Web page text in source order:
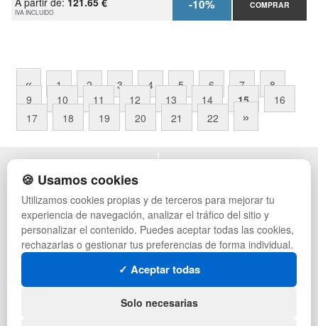
IVA INCLUIDO -10% COMPRAR
« 1 2 3 4 5 6 7
8
9
10 11 12 13 14 15
16
17
18 19 20 21 22 »
POLÍTICA DE PRIVACIDAD
CONDICIONES DE USO
CAMBIOS Y DEVOLUCIONES
CONTACTO
QUIENES SOMOS
MAPA WEB
PREGUNTAS FRECUENTES
SÍGUENOS:
MUEBLES VINTAGE
MUEBLES HOSTELERÍA
SUMINISTROS HOSTELERÍA
TIENDA DE DEPORTES
LOTES DE NAVIDAD
GESTIÓN DE RESIDUOS
🍪 Usamos cookies
Utilizamos cookies propias y de terceros para mejorar tu
experiencia de navegación, analizar el tráfico del sitio y
personalizar el contenido. Puedes aceptar todas las cookies,
rechazarlas o gestionar tus preferencias de forma individual.
✓ Aceptar todas
Solo necesarias